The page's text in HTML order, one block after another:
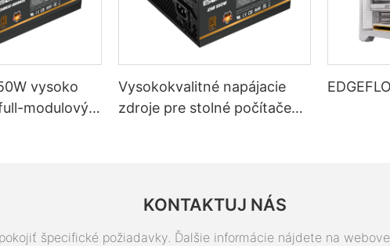
vysoko
modulový
Vysokokvalitné napájacie
zdroje pre stolné počítače
KONTAKTUJ NÁS
špecifické požiadavky. Ďalšie informácie nájdete na